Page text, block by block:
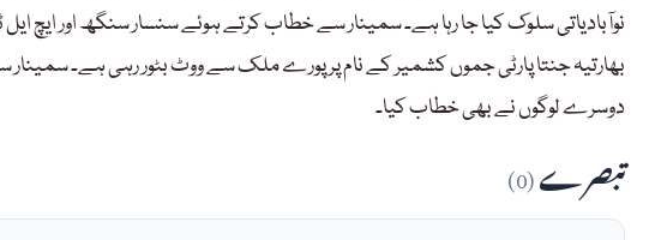
نوآبادیاتی سلوک کیا جا رہا ہے۔ سمینار سے خطاب کرتے ہوئے سنسار سنگھ اور ایچ
بھارتیہ جنتا پارٹی جموں کشمیر کے نام پر پورے ملک سے ووٹ بٹور رہی ہے۔
دوسرے لوگوں نے بھی خطاب کیا۔
تبصرے(0)